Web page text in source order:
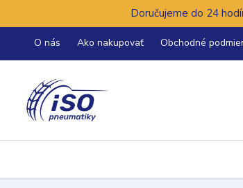
Doručujeme do 24
O nás Ako nakupovať Obchodné